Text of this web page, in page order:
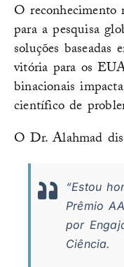
O reconhecimento
para a pesquisa
soluções
vitória para os
binacionais
científico de
O Dr. Alahmad
“Estou
Prêmio
por
Ciência.